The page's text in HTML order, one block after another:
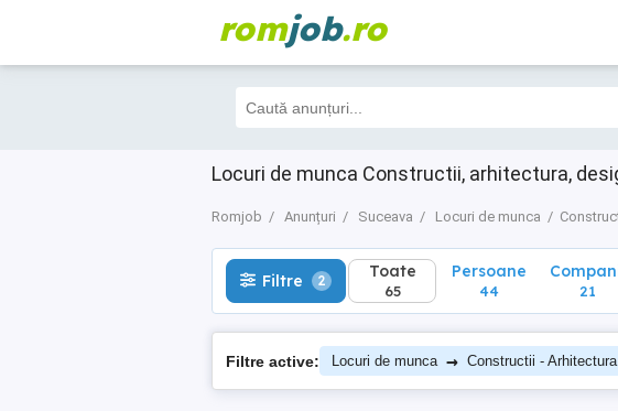
romjob.ro
Locuri de munca Constructii, arhitectura,
Romjob Anunțuri Suceava Locuri de munca
Filtre 2 Toate
65
Filtre 2 Toate
65
Persoane
44 21
Filtre active: Locuri de munca → Constructii -